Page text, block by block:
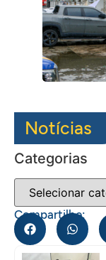
Notícias
Categorias
Compartilhe: